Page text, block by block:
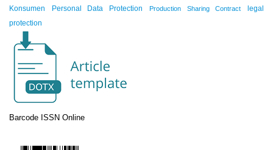
Barcode ISSN Online
Konsumen
Personal Data Protection Production Sharing Contract
legal
protection